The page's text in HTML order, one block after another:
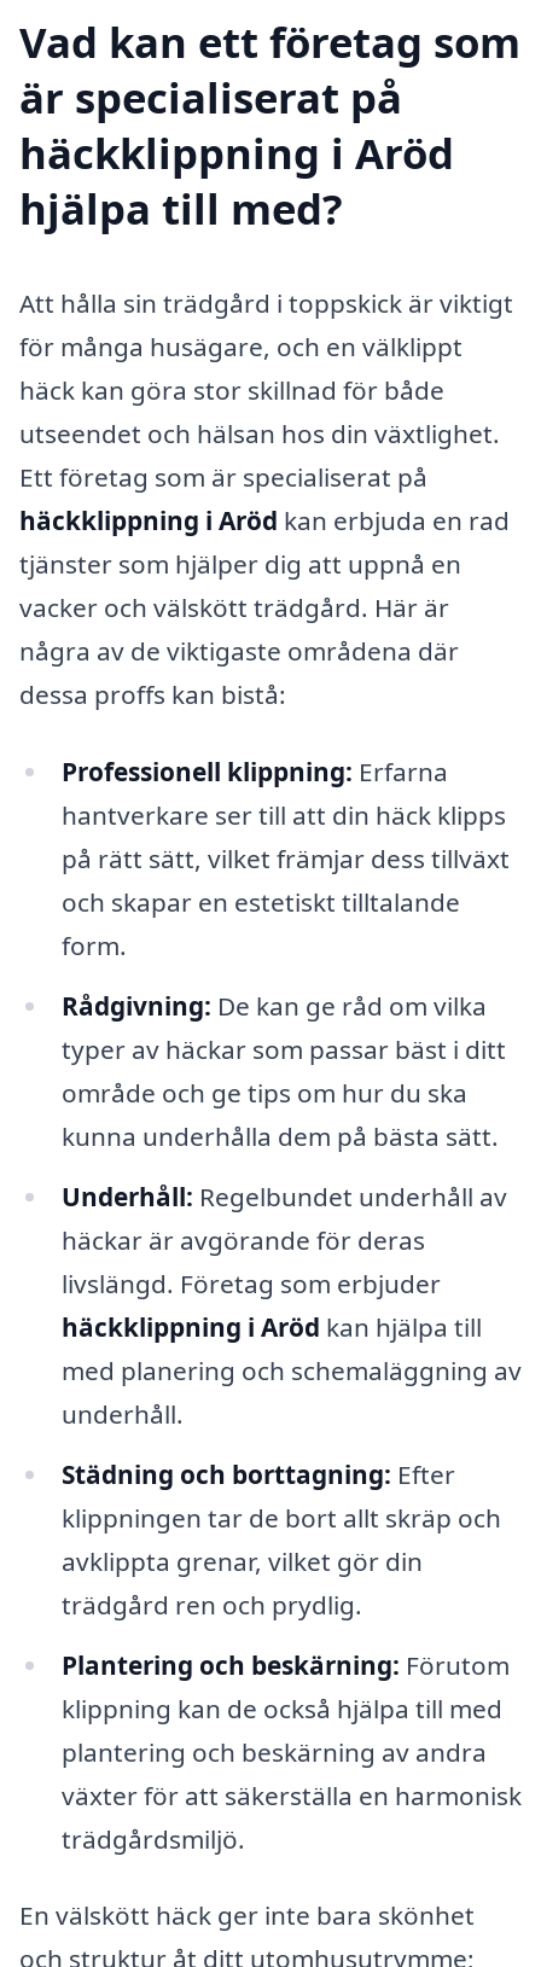
Vad kan ett företag som
är specialiserat på
häckklippning i Aröd
hjälpa till med?
Att hålla sin trädgård i toppskick är viktigt
för många husägare, och en välklippt
häck kan göra stor skillnad för både
utseendet och hälsan hos din växtlighet.
Ett företag som är specialiserat på
häckklippning i Aröd kan erbjuda en rad
tjänster som hjälper dig att uppnå en
vacker och välskött trädgård. Här är
några av de viktigaste områdena där
dessa proffs kan bistå:
Professionell klippning: Erfarna
hantverkare ser till att din häck klipps
på rätt sätt, vilket främjar dess tillväxt
och skapar en estetiskt tilltalande
form.
Rådgivning: De kan ge råd om vilka
typer av häckar som passar bäst i ditt
område och ge tips om hur du ska
kunna underhålla dem på bästa sätt.
Underhåll: Regelbundet underhåll av
häckar är avgörande för deras
livslängd. Företag som erbjuder
häckklippning i Aröd kan hjälpa till
med planering och schemaläggning av
underhåll.
Städning och borttagning: Efter
klippningen tar de bort allt skräp och
avklippta grenar, vilket gör din
trädgård ren och prydlig.
Plantering och beskärning: Förutom
klippning kan de också hjälpa till med
plantering och beskärning av andra
växter för att säkerställa en harmonisk
trädgårdsmiljö.
En välskött häck ger inte bara skönhet
och struktur åt ditt utomhusutrymme;